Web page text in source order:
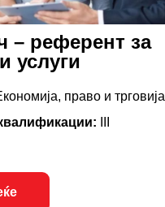
– референт за
услуги
право и трговија